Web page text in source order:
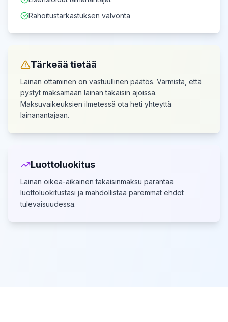
Rahoitustarkastuksen valvonta
Tärkeää tietää
Lainan ottaminen on vastuullinen päätös. Varmista, että
pystyt maksamaan lainan takaisin ajoissa.
Maksuvaikeuksien ilmetessä ota heti yhteyttä
lainanantajaan.
Luottoluokitus
Lainan oikea-aikainen takaisinmaksu parantaa
luottoluokitustasi ja mahdollistaa paremmat ehdot
tulevaisuudessa.